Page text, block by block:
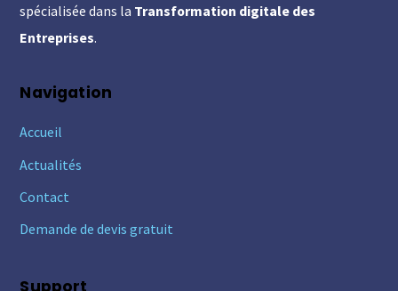
spécialisée dans la Transformation digitale des
Entreprises.
Navigation
Accueil
Actualités
Contact
Demande de devis gratuit
Support